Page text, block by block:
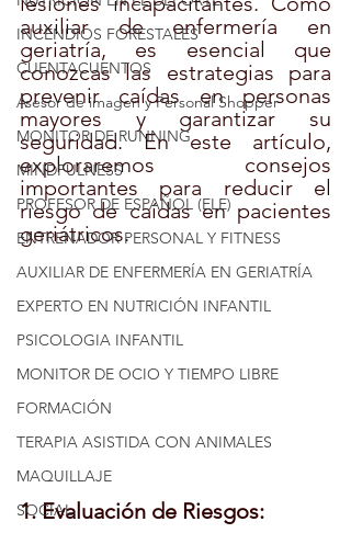
INCENDIOS FORESTALES
CUENTACUENTOS
Asesor de imagen y Personal Shopper
MONITOR DE RUNNING
MINDFULNESS
PROFESOR DE ESPAÑOL (ELE)
ENTRENADOR PERSONAL Y FITNESS
AUXILIAR DE ENFERMERÍA EN GERIATRÍA
EXPERTO EN NUTRICIÓN INFANTIL
PSICOLOGIA INFANTIL
MONITOR DE OCIO Y TIEMPO LIBRE
FORMACIÓN
TERAPIA ASISTIDA CON ANIMALES
MAQUILLAJE
SOCIAL
auxiliar de enfermería en
geriatría, es esencial que
conozcas las estrategias para
prevenir caídas en personas
mayores y garantizar su
seguridad. En este artículo,
exploraremos consejos
importantes para reducir el
riesgo de caídas en pacientes
geriátricos.
1. Evaluación de Riesgos: